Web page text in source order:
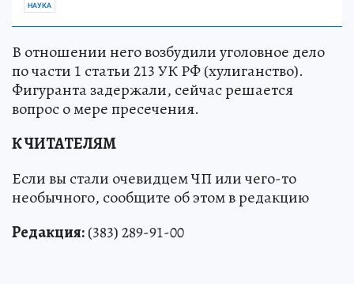
НАУКА
В отношении него возбудили уголовное дело
по части 1 статьи 213 УК РФ (хулиганство).
Фигуранта задержали, сейчас решается
вопрос о мере пресечения.
К ЧИТАТЕЛЯМ
Если вы стали очевидцем ЧП или чего-то
необычного, сообщите об этом в редакцию
Редакция:(383) 289-91-00